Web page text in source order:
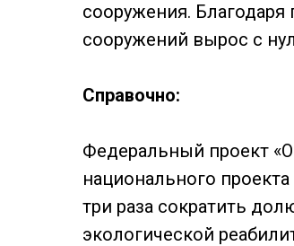
сооружения.
сооружений вырос с
Справочно:
Федеральный проект
национального
три раза сократить
экологической